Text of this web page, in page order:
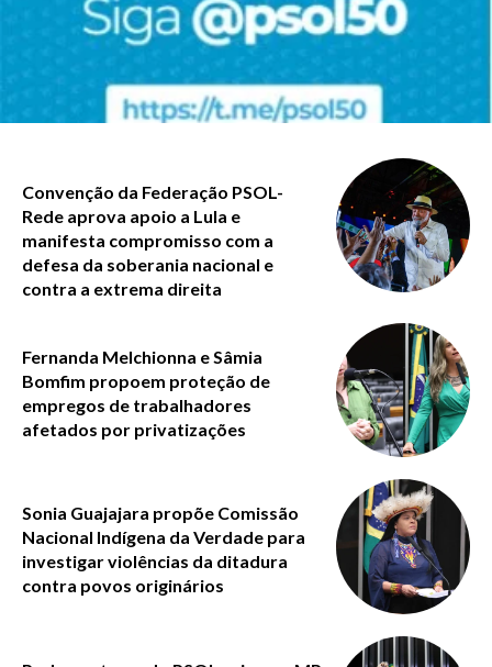
Convenção da Federação PSOL-
Rede aprova apoio a Lula e
manifesta compromisso com a
defesa da soberania nacional e
contra a extrema direita
Fernanda Melchionna e Sâmia
Bomfim propoem proteção de
empregos de trabalhadores
afetados por privatizações
Sonia Guajajara propõe Comissão
Nacional Indígena da Verdade para
investigar violências da ditadura
contra povos originários